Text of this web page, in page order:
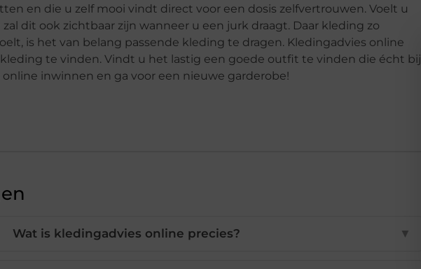
en die u zelf mooi vindt direct voor een dosis zelfvertrouwen. Voelt u
dit ook zichtbaar zijn wanneer u een jurk draagt. Daar kleding zo
is het van belang passende kleding te dragen. Kledingadvies online
te vinden. Vindt u het lastig een goede outfit te vinden die écht bij
inwinnen en ga voor een nieuwe garderobe!
Wat is kledingadvies online precies? ▼